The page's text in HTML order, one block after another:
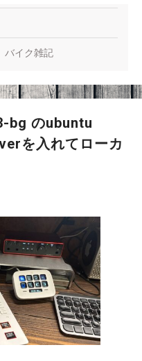
バイク雑記
bg のubuntu
を入れてローカ